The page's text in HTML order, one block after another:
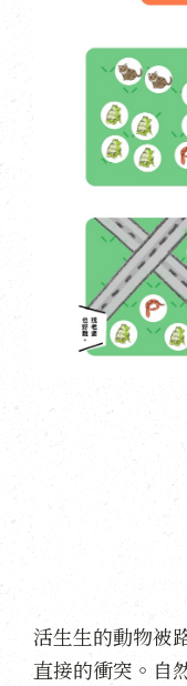
活生生的動物被
直接的衝突。自